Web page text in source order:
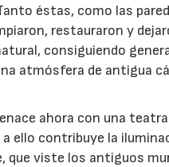
éstas, como las
restauraron y
consiguiendo
atmósfera de antigua
ahora con una
ello contribuye la
que viste los antiguos